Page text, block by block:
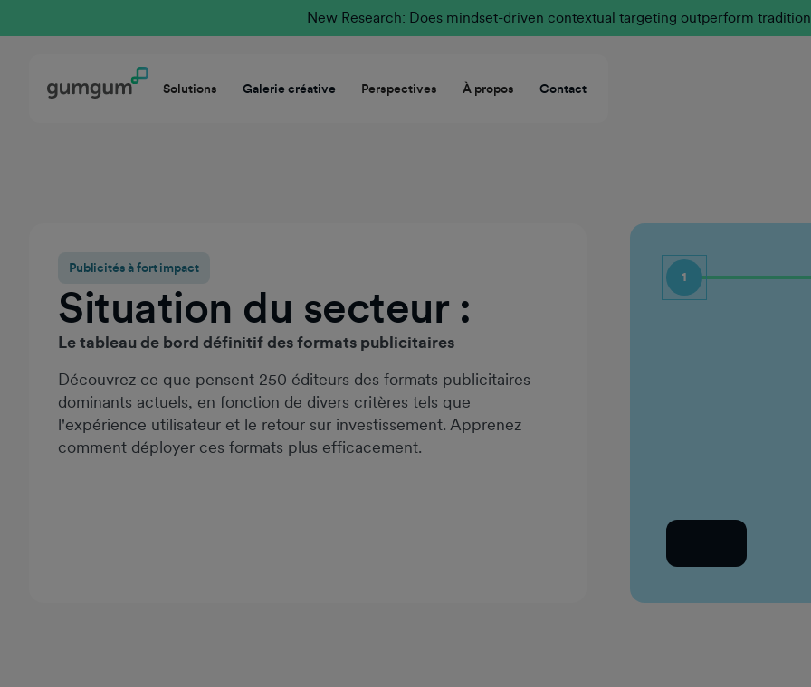
New Research: Does mindset-driven contextual targeting outperform
Solutions Galerie créative Perspectives À propos Contact
Publicités à fort impact
Situation du secteur :
Le tableau de bord définitif des formats publicitaires
Découvrez ce que pensent 250 éditeurs des formats publicitaires
dominants actuels, en fonction de divers critères tels que
l'expérience utilisateur et le retour sur investissement. Apprenez
comment déployer ces formats plus efficacement.
1